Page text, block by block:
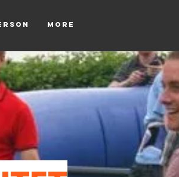
More